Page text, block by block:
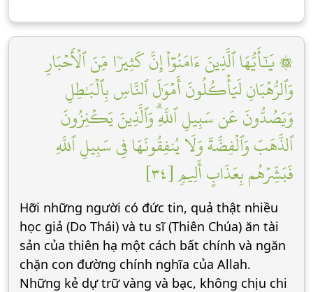
۞ يَٰٓأَيُّهَا ٱلَّذِينَ ءَامَنُوٓاْ إِنَّ كَثِيرٗا مِّنَ ٱلۡأَحۡبَارِ
وَٱلرُّهۡبَانِ لَيَأۡكُلُونَ أَمۡوَٰلَ ٱلنَّاسِ بِٱلۡبَٰطِلِ
وَيَصُدُّونَ عَن سَبِيلِ ٱللَّهِۗ وَٱلَّذِينَ يَكۡنِزُونَ
ٱلذَّهَبَ وَٱلۡفِضَّةَ وَلَا يُنفِقُونَهَا فِي سَبِيلِ ٱللَّهِ
فَبَشِّرۡهُم بِعَذَابٍ أَلِيمٖ [٣٤]
Hỡi những người có đức tin, quả thật nhiều
học giả (Do Thái) và tu sĩ (Thiên Chúa) ăn tài
sản của thiên hạ một cách bất chính và ngăn
chặn con đường chính nghĩa của Allah.
Những kẻ dự trữ vàng và bạc, không chịu chi